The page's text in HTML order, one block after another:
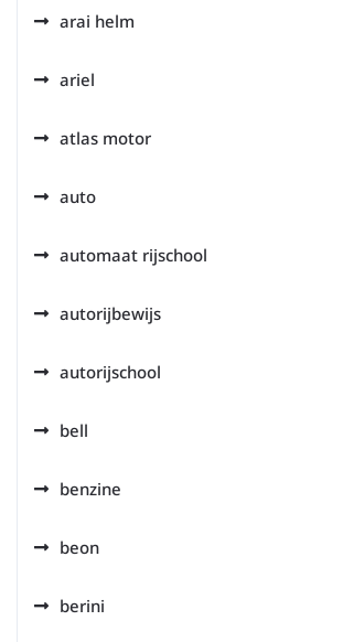
arai helm
ariel
atlas motor
auto
automaat rijschool
autorijbewijs
autorijschool
bell
benzine
beon
berini